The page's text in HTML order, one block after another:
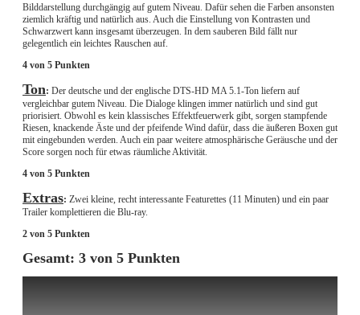
Bilddarstellung durchgängig auf gutem Niveau. Dafür sehen die Farben ansonsten
ziemlich kräftig und natürlich aus. Auch die Einstellung von Kontrasten und
Schwarzwert kann insgesamt überzeugen. In dem sauberen Bild fällt nur
gelegentlich ein leichtes Rauschen auf.
4 von 5 Punkten
Ton: Der deutsche und der englische DTS-HD MA 5.1-Ton liefern auf
vergleichbar gutem Niveau. Die Dialoge klingen immer natürlich und sind gut
priorisiert. Obwohl es kein klassisches Effektfeuerwerk gibt, sorgen stampfende
Riesen, knackende Äste und der pfeifende Wind dafür, dass die äußeren Boxen gut
mit eingebunden werden. Auch ein paar weitere atmosphärische Geräusche und der
Score sorgen noch für etwas räumliche Aktivität.
4 von 5 Punkten
Extras: Zwei kleine, recht interessante Featurettes (11 Minuten) und ein paar
Trailer komplettieren die Blu-ray.
2 von 5 Punkten
Gesamt: 3 von 5 Punkten